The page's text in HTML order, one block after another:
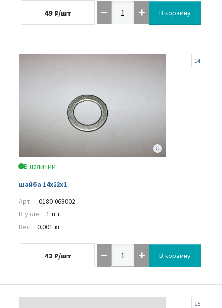
49 ₽/шт В корзину
В наличии
шайба 14х22х1
14
Арт.
0180-068002
В узле
1 шт.
Вес
0.001 кг
42 ₽/шт В корзину
15